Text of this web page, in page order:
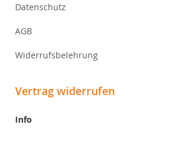
Datenschutz
AGB
Widerrufsbelehrung
Vertrag widerrufen
Info